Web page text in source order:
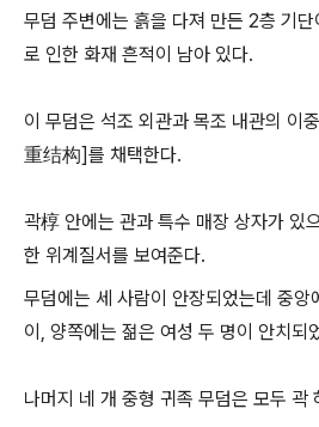
무덤 주변에는 흙을 다져 만든 2층 기
로 인한 화재 흔적이 남아 있다.
이 무덤은 석조 외관과 목조 내관의
重结构]를 채택한다.
곽椁 안에는 관과 특수 매장 상자가 있
한 위계질서를 보여준다.
무덤에는 세 사람이 안장되었는데 중
이, 양쪽에는 젊은 여성 두 명이 안치되
나머지 네 개 중형 귀족 무덤은 모두 곽